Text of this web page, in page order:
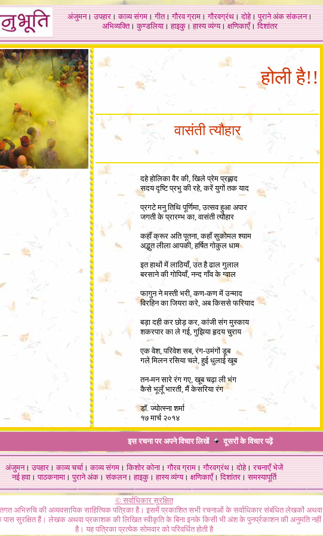
अंजुमन।उपहार।काव्य संगम।गीत।गौरव ग्राम।गौरवग्रंथ।दोहे।पुराने अंक संकलन।
अभिव्यक्ति।कुण्डलिया।हाइकु।हास्य व्यंग्य।क्षणिकाएँ।दिशांतर
होली है!!
वासंती त्यौहार
दहे होलिका वैर की, खिले प्रेम प्रह्लाद
सदय दृष्टि प्रभु की रहे, करें युगों तक याद
प्रगटे मनु तिथि पूर्णिमा, उत्सव हुआ अपार
जगती के प्रारम्भ का, वासंती त्यौहार
कहाँ क्रूर अति पूतना, कहाँ सुकोमल श्याम
अद्भुत लीला आपकी, हर्षित गोकुल धाम
इत हाथों में लाठियाँ, उत है ढाल गुलाल
बरसाने की गोपियाँ, नन्द गाँव के ग्वाल
फागुन ने मस्ती भरी, कण-कण में उन्माद
विरहिन का जियरा करे, अब किससे फरियाद
बड़ा दही कर छोड़ कर, कांजी संग मुस्काय
शकरपार का ले गई, गुझिया हृदय चुराय
एक वेश, परिवेश सब, रंग-उमंगों डूब
गले मिलन रसिया चले, हुई धुलाई खूब
तन-मन सारे रंग गए, खूब चढ़ा ली भंग
कैसे भूलूँ भारती, मैं केसरिया रंग
डॉ. ज्योत्स्ना शर्मा
१७ मार्च २०१४
इस रचना पर अपने विचार लिखें दूसरों के विचारपढ़ें
अंजुमन।उपहार।काव्य चर्चा।काव्य संगम।किशोर कोना।गौरव ग्राम।गौरवग्रंथ।दोहे।रचनाएँ भेजें
नई हवा। पाठकनामा। पुराने अंक। संकलन। हाइकु। हास्य व्यंग्य। क्षणिकाएँ। दिशांतर। समस्यापूर्ति
© सर्वाधिकार सुरक्षित
अभिरुचि की अव्यवसायिक साहित्यिक पत्रिका है। इसमें प्रकाशित सभी रचनाओं के सर्वाधिकार संबंधित लेखकों अथवा
सुरक्षित हैं। लेखक अथवा प्रकाशक की लिखित स्वीकृति के बिना इनके किसी भी अंश के पुनर्प्रकाशन की अनुमति नहीं
है। यह पत्रिका प्रत्येक सोमवार को परिवर्धित होती है